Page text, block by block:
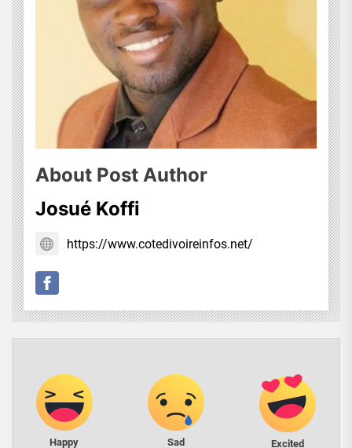
About Post Author
Josué Koffi
https://www.cotedivoireinfos.net/
Happy Sad Excited